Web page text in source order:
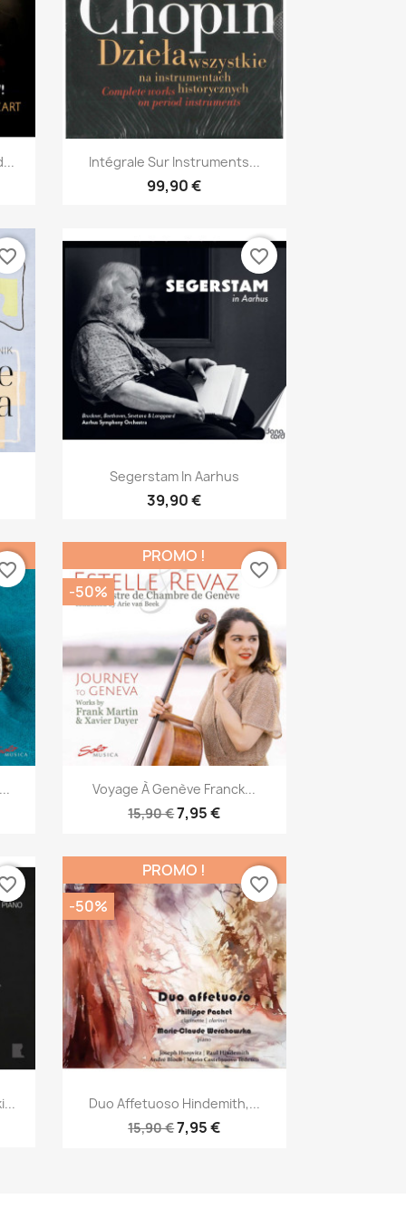
Aperçu rapide
Intégrale Sur Instruments...
99,90 €
Aperçu rapide
Segerstam In Aarhus
39,90 €
favorite_border
Aperçu rapide
Voyage À Genève Franck...
15,90 €7,95 €
PROMO !
-50%
favorite_border
Aperçu rapide
Duo Affetuoso Hindemith,...
15,90 €7,95 €
PROMO !
-50%
favorite_border